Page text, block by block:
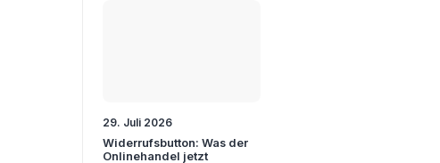
29. Juli 2026
Widerrufsbutton: Was der
Onlinehandel jetzt